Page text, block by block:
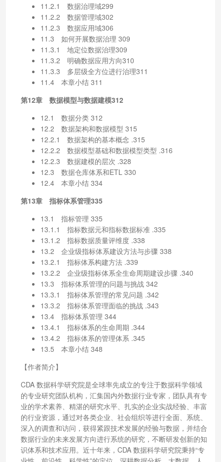
11.2.1 数据治理域299
11.2.2 数据管理域302
11.2.3 数据应用域306
11.3 如何开展数据治理 309
11.3.1 地定位数据治理309
11.3.2 明确数据应用方向310
11.3.3 多层级全方位进行治理311
11.4 本章小结 311
第12章 数据模型与数据建模312
12.1 数据分类 312
12.2 数据架构和数据模型 315
12.2.1 数据架构的基本概念 .315
12.2.2 数据模型基础和数据模型类型 .316
12.2.3 数据建模的层次 .328
12.3 数据仓库体系和ETL 330
12.4 本章小结 334
第13章 指标体系管理335
13.1 指标管理 335
13.1.1 指标数据元和指标数据标准 .335
13.1.2 指标数据质量评维度 .338
13.2 企业级指标体系建设方法与步骤 338
13.2.1 指标体系构建方法 .339
13.2.2 企业级指标体系全生命周期建设步骤 .340
13.3 指标体系管理的问题与挑战 342
13.3.1 指标体系管理的常见问题 .342
13.3.2 指标体系管理面临的挑战 .343
13.4 指标体系管理 344
13.4.1 指标体系的生命周期 .344
13.4.2 指标体系的管理体系 .345
13.5 本章小结 348
【作者简介】
CDA 数据科学研究院是全球率先成立的专注于数据科学领域
的专业研究团队机构，汇集国内外数据行业专家，团队具有专
业的学术素养、精湛的研究水平、扎实的企业实战经验、丰富
的行业资源，通过对各类企业、社会组织等进行全面、系统、
深入的调查和访问，获得紧跟技术发展的经验与数据，并结合
数据行业的未来发展方向进行系统的研究，不断研发创新的知
识体系和技术应用。近十年来，CDA 数据科学研究院秉持“专